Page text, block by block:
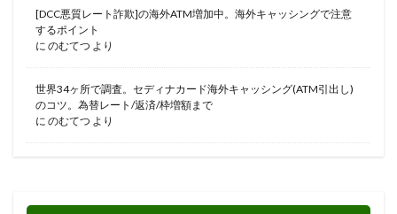
[DCC悪質レート詐欺]の海外ATM増加中。海外キャッシングで注意
するポイント
に のむてつ より
世界34ヶ所で調査。セディナカード海外キャッシング(ATM引出し)
のコツ。為替レート/返済/枠増額まで
に のむてつ より